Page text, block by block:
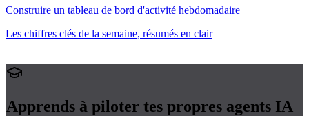
Construire un tableau de bord d'activité hebdomadaire
Les chiffres clés de la semaine, résumés en clair
Apprends à piloter tes propres agents IA